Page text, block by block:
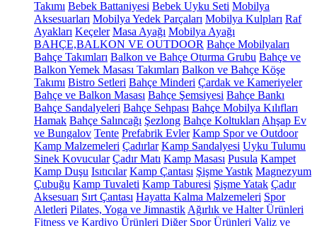
Takımı Bebek Battaniyesi Bebek Uyku Seti Mobilya
Aksesuarları Mobilya Yedek Parçaları Mobilya Kulpları Raf
Ayakları Keçeler Masa Ayağı Mobilya Ayağı
BAHÇE,BALKON VE OUTDOOR Bahçe Mobilyaları
Bahçe Takımları Balkon ve Bahçe Oturma Grubu Bahçe ve
Balkon Yemek Masası Takımları Balkon ve Bahçe Köşe
Takımı Bistro Setleri Bahçe Minderi Çardak ve Kameriyeler
Bahçe ve Balkon Masası Bahçe Şemsiyesi Bahçe Bankı
Bahçe Sandalyeleri Bahçe Sehpası Bahçe Mobilya Kılıfları
Hamak Bahçe Salıncağı Şezlong Bahçe Koltukları Ahşap Ev
ve Bungalov Tente Prefabrik Evler Kamp Spor ve Outdoor
Kamp Malzemeleri Çadırlar Kamp Sandalyesi Uyku Tulumu
Sinek Kovucular Çadır Matı Kamp Masası Pusula Kampet
Kamp Duşu Isıtıcılar Kamp Çantası Şişme Yastık Magnezyum
Çubuğu Kamp Tuvaleti Kamp Taburesi Şişme Yatak Çadır
Aksesuarı Sırt Çantası Hayatta Kalma Malzemeleri Spor
Aletleri Pilates, Yoga ve Jimnastik Ağırlık ve Halter Ürünleri
Fitness ve Kardiyo Ürünleri Diğer Spor Ürünleri Valiz ve